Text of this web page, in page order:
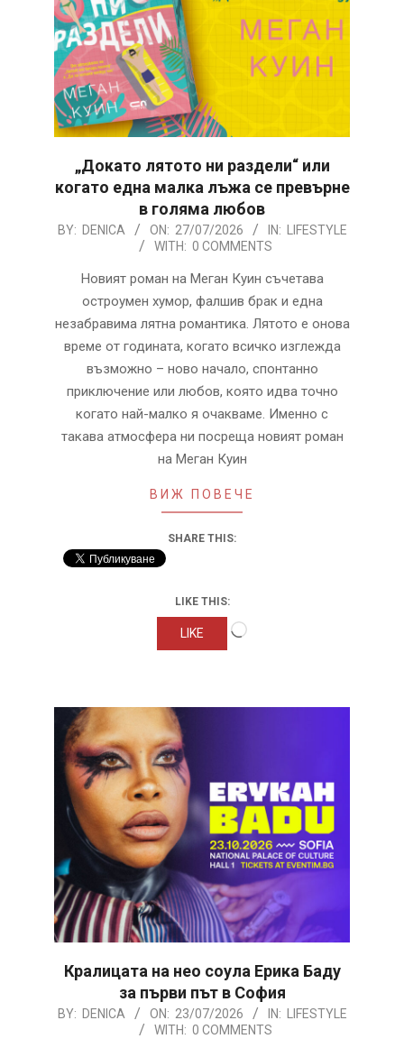
„Докато лятото ни раздели“ или
когато една малка лъжа се превърне
в голяма любов
2026-
BY: DENICA ON: 27/07/2026 IN:
LIFESTYLE
WITH: 0 COMMENTS
Новият роман на Меган Куин съчетава
остроумен хумор, фалшив брак и една
незабравима лятна романтика. Лятото е онова
време от годината, когато всичко изглежда
възможно – ново начало, спонтанно
приключение или любов, която идва точно
когато най-малко я очакваме. Именно с
такава атмосфера ни посреща новият роман
на Меган Куин
ВИЖ ПОВЕЧЕ
SHARE THIS:
LIKE THIS:
LIKE
Кралицата на нео соула Ерика Баду
за първи път в София
2026-
BY: DENICA ON: 23/07/2026 IN:
LIFESTYLE
WITH: 0 COMMENTS